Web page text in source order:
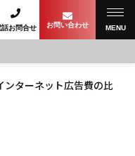
話お問合せ お問い合わせ MENU
ンターネット広告費の比